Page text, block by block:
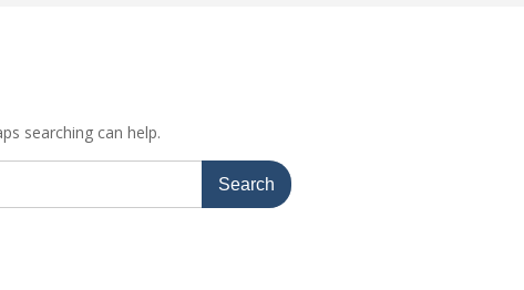
searching can help.